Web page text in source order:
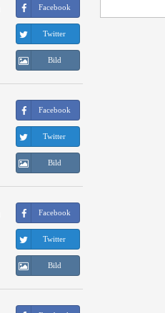
Facebook
Twitter
Bild
Facebook
Twitter
Bild
Facebook
Twitter
Bild